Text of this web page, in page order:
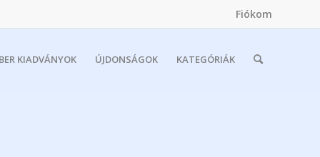
Fiókom
KIADVÁNYOK ÚJDONSÁGOK KATEGÓRIÁK